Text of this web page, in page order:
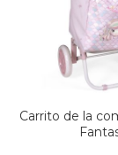
Carrito de la